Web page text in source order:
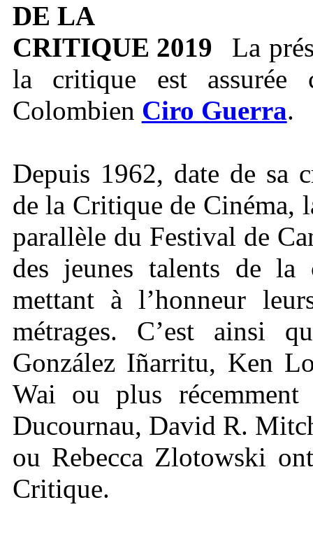
La
la critique est assurée
Colombien Ciro Guerra.
Depuis 1962, date de sa
de la Critique de Cinéma,
parallèle du Festival de
des jeunes talents de la
mettant à l’honneur
métrages. C’est ainsi
González Iñarritu, Ken
Wai ou plus récemment
Ducournau, David R.
ou Rebecca Zlotowski
Critique.